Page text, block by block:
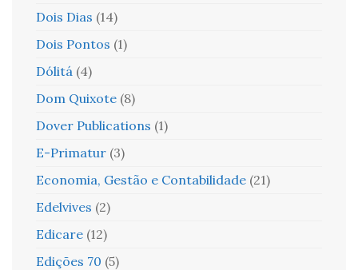
Dois Dias (14)
Dois Pontos (1)
Dólitá (4)
Dom Quixote (8)
Dover Publications (1)
E-Primatur (3)
Economia, Gestão e Contabilidade (21)
Edelvives (2)
Edicare (12)
Edições 70 (5)